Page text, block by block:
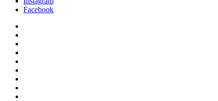
Facebook